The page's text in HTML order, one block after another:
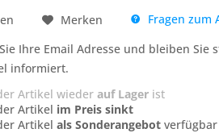
Merken
Fragen zum
Ihre Email Adresse und bleiben Sie
informiert.
Artikel wieder auf Lagerist
Artikel im Preis sinkt
Artikel als Sonderangebot